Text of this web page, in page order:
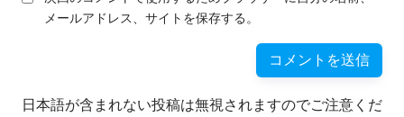
メールアドレス、サイトを保存する。
日本語が含まれない投稿は無視されますのでご注意くだ